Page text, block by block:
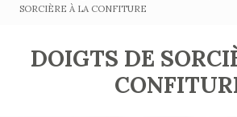
SORCIÈRE À LA CONFITURE
DOIGTS DE